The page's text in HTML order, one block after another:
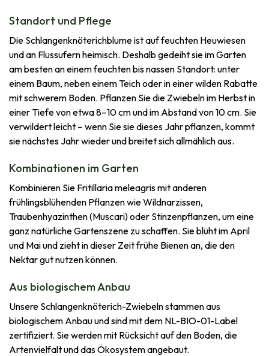
Standort und Pflege
Die Schlangenknöterichblume ist auf feuchten Heuwiesen
und an Flussufern heimisch. Deshalb gedeiht sie im Garten
am besten an einem feuchten bis nassen Standort: unter
einem Baum, neben einem Teich oder in einer wilden Rabatte
mit schwerem Boden. Pflanzen Sie die Zwiebeln im Herbst in
einer Tiefe von etwa 8–10 cm und im Abstand von 10 cm. Sie
verwildert leicht – wenn Sie sie dieses Jahr pflanzen, kommt
sie nächstes Jahr wieder und breitet sich allmählich aus.
Kombinationen im Garten
Kombinieren Sie Fritillaria meleagris mit anderen
frühlingsblühenden Pflanzen wie Wildnarzissen,
Traubenhyazinthen (Muscari) oder Stinzenpflanzen, um eine
ganz natürliche Gartenszene zu schaffen. Sie blüht im April
und Mai und zieht in dieser Zeit frühe Bienen an, die den
Nektar gut nutzen können.
Aus biologischem Anbau
Unsere Schlangenknöterich-Zwiebeln stammen aus
biologischem Anbau und sind mit dem NL-BIO-01-Label
zertifiziert. Sie werden mit Rücksicht auf den Boden, die
Artenvielfalt und das Ökosystem angebaut.